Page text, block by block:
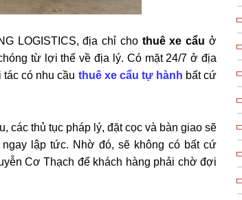
LOGISTICS, địa chỉ chothuê xe cẩu ở
từ lợi thế về địa lý. Có mặt 24/7 ở địa
có nhu cầu thuê xe cẩu tự hành bất cứ
các thủ tục pháp lý, đặt cọc và bàn giao sẽ
lập tức. Nhờ đó, sẽ không có bất cứ
Cơ Thạch để khách hàng phải chờ đợi